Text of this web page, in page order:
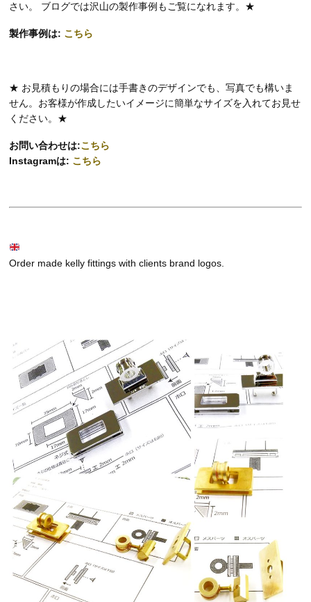
さい。 ブログでは沢山の製作事例もご覧になれます。★
製作事例は: こちら
★ お見積もりの場合には手書きのデザインでも、写真でも構いま
せん。お客様が作成したいイメージに簡単なサイズを入れてお見せ
ください。★
お問い合わせは:こちら
Instagramは: こちら
Order made kelly fittings with clients brand logos.